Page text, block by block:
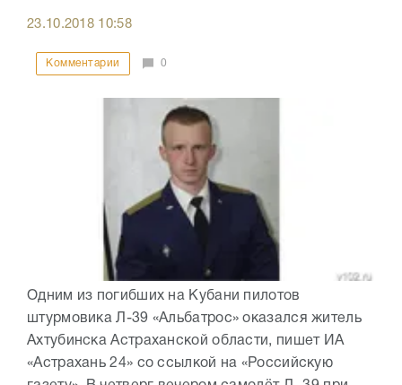
23.10.2018 10:58
Комментарии 0
Одним из погибших на Кубани пилотов
штурмовика Л-39 «Альбатрос» оказался житель
Ахтубинска Астраханской области, пишет ИА
«Астрахань 24» со ссылкой на «Российскую